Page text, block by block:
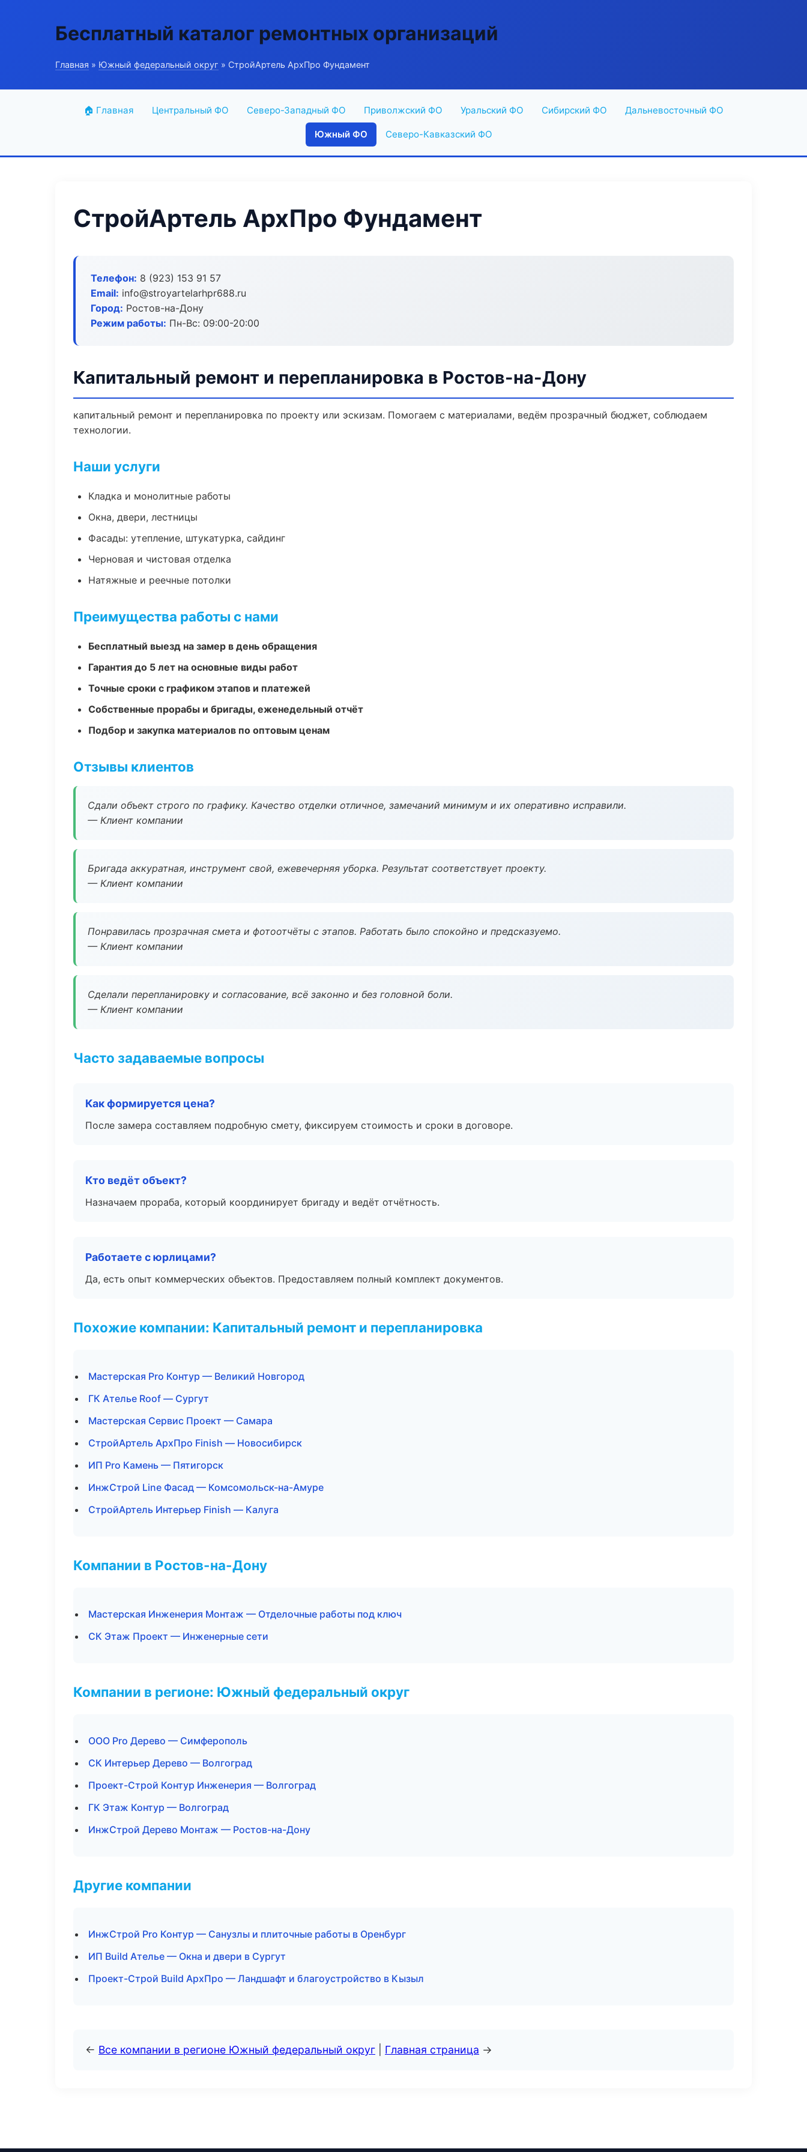
Бесплатный каталог ремонтных организаций
Главная » Южный федеральный округ » СтройАртель АрхПро Фундамент
🏠 Главная Центральный ФО Северо-Западный ФО Приволжский ФО Уральский ФО Сибирский ФО Дальневосточный ФО
Южный ФО Северо-Кавказский ФО
СтройАртель АрхПро Фундамент
Телефон: 8 (923) 153 91 57
Email: info@stroyartelarhpr688.ru
Город: Ростов-на-Дону
Режим работы: Пн-Вс: 09:00-20:00
Капитальный ремонт и перепланировка в Ростов-на-Дону
капитальный ремонт и перепланировка по проекту или эскизам. Помогаем с материалами, ведём прозрачный бюджет, соблюдаем
технологии.
Наши услуги
Кладка и монолитные работы
Окна, двери, лестницы
Фасады: утепление, штукатурка, сайдинг
Черновая и чистовая отделка
Натяжные и реечные потолки
Преимущества работы с нами
Бесплатный выезд на замер в день обращения
Гарантия до 5 лет на основные виды работ
Точные сроки с графиком этапов и платежей
Собственные прорабы и бригады, еженедельный отчёт
Подбор и закупка материалов по оптовым ценам
Отзывы клиентов
Сдали объект строго по графику. Качество отделки отличное, замечаний минимум и их оперативно исправили.
— Клиент компании
Бригада аккуратная, инструмент свой, ежевечерняя уборка. Результат соответствует проекту.
— Клиент компании
Понравилась прозрачная смета и фотоотчёты с этапов. Работать было спокойно и предсказуемо.
— Клиент компании
Сделали перепланировку и согласование, всё законно и без головной боли.
— Клиент компании
Часто задаваемые вопросы
Как формируется цена?
После замера составляем подробную смету, фиксируем стоимость и сроки в договоре.
Кто ведёт объект?
Назначаем прораба, который координирует бригаду и ведёт отчётность.
Работаете с юрлицами?
Да, есть опыт коммерческих объектов. Предоставляем полный комплект документов.
Похожие компании: Капитальный ремонт и перепланировка
Мастерская Pro Контур — Великий Новгород
ГК Ателье Roof — Сургут
Мастерская Сервис Проект — Самара
СтройАртель АрхПро Finish — Новосибирск
ИП Pro Камень — Пятигорск
ИнжСтрой Line Фасад — Комсомольск-на-Амуре
СтройАртель Интерьер Finish — Калуга
Компании в Ростов-на-Дону
Мастерская Инженерия Монтаж — Отделочные работы под ключ
СК Этаж Проект — Инженерные сети
Компании в регионе: Южный федеральный округ
ООО Pro Дерево — Симферополь
СК Интерьер Дерево — Волгоград
Проект-Строй Контур Инженерия — Волгоград
ГК Этаж Контур — Волгоград
ИнжСтрой Дерево Монтаж — Ростов-на-Дону
Другие компании
ИнжСтрой Pro Контур — Санузлы и плиточные работы в Оренбург
ИП Build Ателье — Окна и двери в Сургут
Проект-Строй Build АрхПро — Ландшафт и благоустройство в Кызыл
← Все компании в регионе Южный федеральный округ Главная страница →